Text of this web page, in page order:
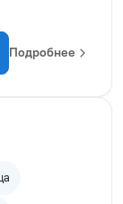
Подробнее